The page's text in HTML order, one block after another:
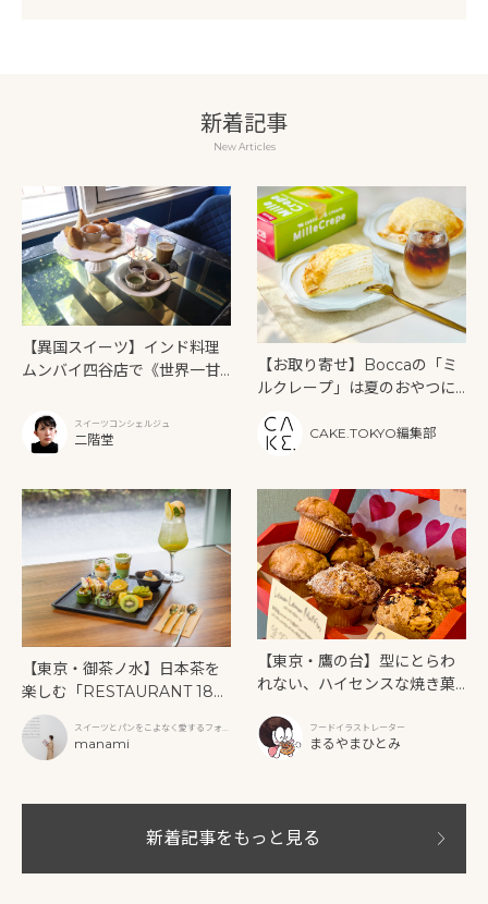
新着記事
New Articles
【異国スイーツ】インド料理
ムンバイ四谷店で《世界一甘
ー》を味わうスイーツコンシェルジュ
二階堂
【お取り寄せ】Boccaの「ミ
ルクレープ」は夏のおやつに
CAKE.TOKYO編集部
【東京・御茶ノ水】日本茶を
楽しむ「RESTAURANT 189
9 OCHANOMIZU」の抹茶ア
フタヌーンティーと新作クリ
ームソーダ
スイーツとパンをこよなく愛するフォト
グラファー
manami
【東京・鷹の台】型にとらわ
れない、ハイセンスな焼き菓
フードイラストレーター
まるやまひとみ
新着記事をもっと見る